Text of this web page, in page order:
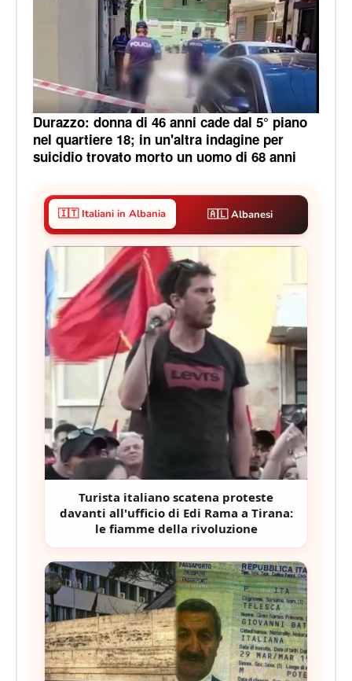
Durazzo: donna di 46 anni cade dal 5° piano
nel quartiere 18; in un'altra indagine per
suicidio trovato morto un uomo di 68 anni
🇮🇹 Italiani in Albania 🇦🇱 Albanesi
Turista italiano scatena proteste
davanti all'ufficio di Edi Rama a Tirana:
le fiamme della rivoluzione